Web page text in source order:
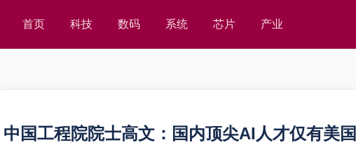
首页 科技 数码 系统 芯片 产业
中国工程院院士高文：国内顶尖AI人才仅有美